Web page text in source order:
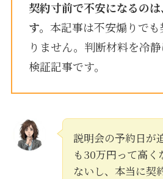
契約寸前で不安になるの
す。 本記事は不安煽りで
りません。判断材料を冷
検証記事です。
説明会の予約日が
も30万円って高く
ないし、本当に契